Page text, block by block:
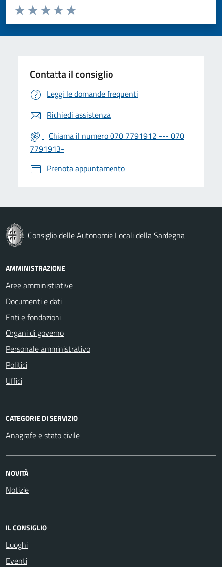
Valuta da 1 a 5 stelle la pagina
Valuta 5 stelle su 5
Valuta 4 stelle su 5
Valuta 3 stelle su 5
Valuta 2 stelle su 5
Valuta 1 stelle su 5
Contatta il consiglio
Leggi le domande frequenti
Richiedi assistenza
Chiama il numero 070 7791912 --- 070
7791913-
Prenota appuntamento
Consiglio delle Autonomie Locali della Sardegna
AMMINISTRAZIONE
Aree amministrative
Documenti e dati
Enti e fondazioni
Organi di governo
Personale amministrativo
Politici
Uffici
CATEGORIE DI SERVIZIO
Anagrafe e stato civile
NOVITÀ
Notizie
IL CONSIGLIO
Luoghi
Eventi